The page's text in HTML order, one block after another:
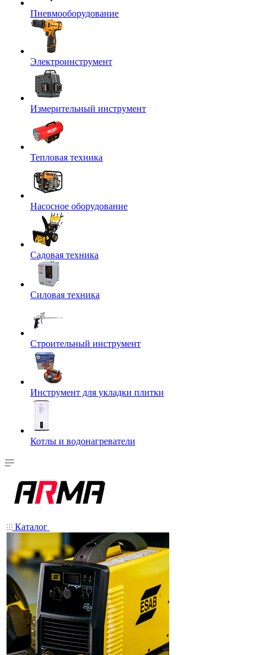
Пневмооборудование
Электроинструмент
Измерительный инструмент
Тепловая техника
Насосное оборудование
Садовая техника
Силовая техника
Строительный инструмент
Инструмент для укладки плитки
Котлы и водонагреватели
Каталог